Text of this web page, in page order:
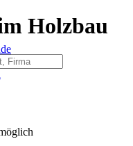
Holzbau